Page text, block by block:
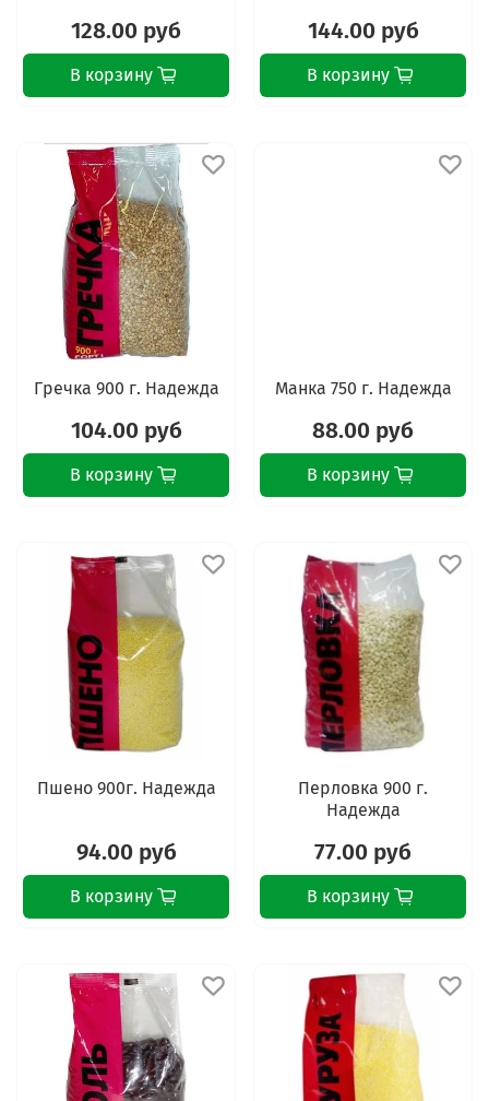
128.00 руб
В корзину
144.00 руб
В корзину
Гречка 900 г. Надежда
104.00 руб
В корзину
Манка 750 г. Надежда
88.00 руб
В корзину
Пшено 900г. Надежда
94.00 руб
В корзину
Перловка 900 г.
Надежда
77.00 руб
В корзину